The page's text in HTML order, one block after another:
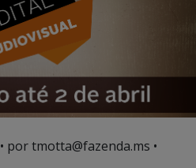
• por tmotta@fazenda.ms •